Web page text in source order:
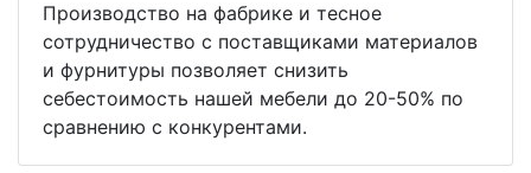
Производство на фабрике и тесное
сотрудничество с поставщиками материалов
и фурнитуры позволяет снизить
себестоимость нашей мебели до 20-50% по
сравнению с конкурентами.